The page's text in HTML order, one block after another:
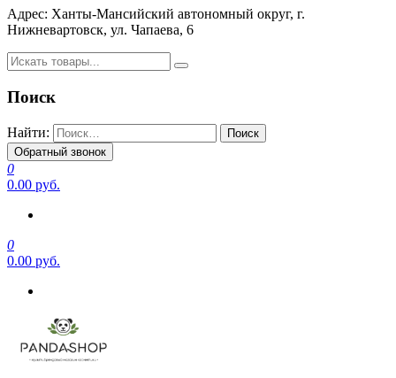
Адрес: Ханты-Мансийский автономный округ, г.
Нижневартовск, ул. Чапаева, 6
Поиск
Найти:
Обратный звонок
0
0.00 руб.
0
0.00 руб.